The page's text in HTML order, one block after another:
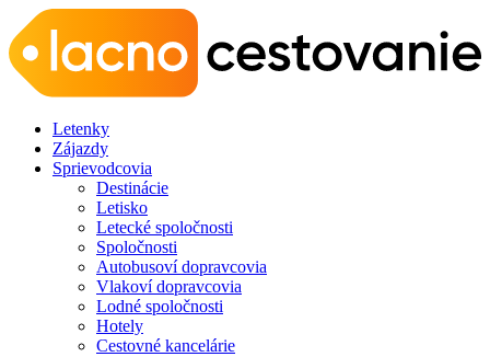
Letenky
Zájazdy
Sprievodcovia
Destinácie
Letisko
Letecké spoločnosti
Spoločnosti
Autobusoví dopravcovia
Vlakoví dopravcovia
Lodné spoločnosti
Hotely
Cestovné kancelárie